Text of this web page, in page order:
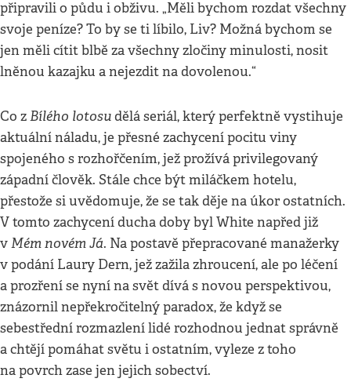
připravili o půdu i obživu. „Měli bychom rozdat všechny
svoje peníze? To by se ti líbilo, Liv? Možná bychom se
jen měli cítit blbě za všechny zločiny minulosti, nosit
lněnou kazajku a nejezdit na dovolenou.“
Co zBílého lotosudělá seriál, který perfektně vystihuje
aktuální náladu, je přesné zachycení pocitu viny
spojeného s rozhořčením, jež prožívá privilegovaný
západní člověk. Stále chce být miláčkem hotelu,
přestože si uvědomuje, že se tak děje na úkor ostatních.
V tomto zachycení ducha doby byl White napřed již
vMém novém Já. Na postavě přepracované manažerky
v podání Laury Dern, jež zažila zhroucení, ale po léčení
a prozření se nyní na svět dívá s novou perspektivou,
znázornil nepřekročitelný paradox, že když se
sebestřední rozmazlení lidé rozhodnou jednat správně
a chtějí pomáhat světu i ostatním, vyleze z toho
na povrch zase jen jejich sobectví.